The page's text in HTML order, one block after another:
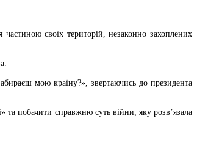
своїх територій, незаконно захоплених
мою країну?», звертаючись до президента
та побачити справжню суть війни, яку розв’язала